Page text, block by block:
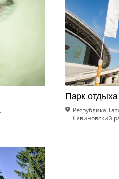
Парк
Республика
Савиновский